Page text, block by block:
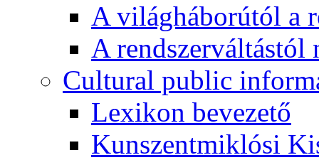
A világháborútól a
A rendszerváltástól
Cultural public
Lexikon bevezető
Kunszentmiklósi